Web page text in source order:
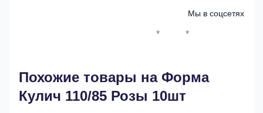
Мы в соцсетях
* *
Похожие товары на Форма
Кулич 110/85 Розы 10шт